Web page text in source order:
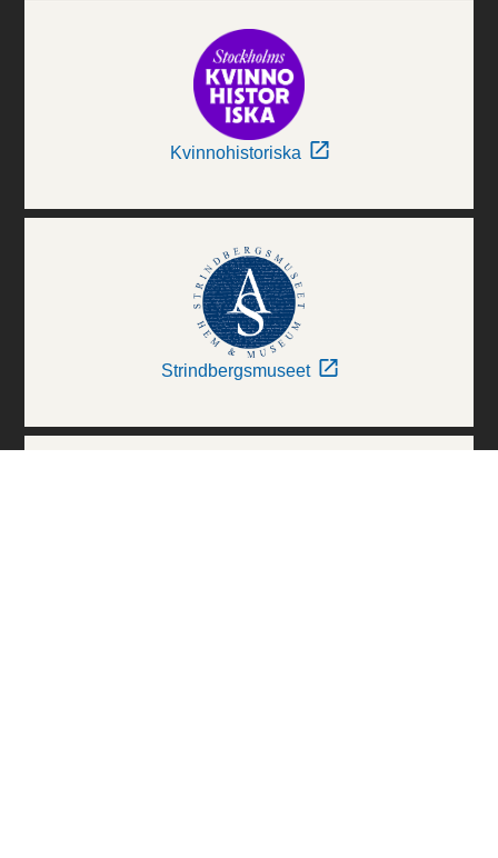
Kvinnohistoriska
Strindbergsmuseet